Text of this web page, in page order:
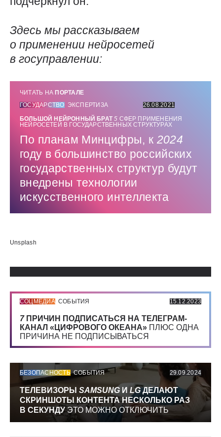
Здесь мы рассказываем
о применении нейросетей
в госуправлении:
ЧИТАТЬ НА ПОРТАЛЕ
ГОСУДАРСТВО ЭКСПЕРТИЗА
26.08.2021
БОЛЬШОЙ НЕЙРОННЫЙ БРАТ 5 СФЕР ПРИМЕНЕНИЯ
НЕЙРОСЕТЕЙ В ГОСУДАРСТВЕННЫХ СТРУКТУРАХ
По планам Минцифры, к 2024
году в большинство российских
государственных структур будут
внедрены технологии
искусственного интеллекта
Использованные источники:
Unsplash
СОЦМЕДИА СОБЫТИЯ 15.12.2023
7 ПРИЧИН ПОДПИСАТЬСЯ НА ТЕЛЕГРАМ-
КАНАЛ «ЦИФРОВОГО ОКЕАНА» ПЛЮС ОДНА
ПРИЧИНА НЕ ПОДПИСЫВАТЬСЯ
БЕЗОПАСНОСТЬ СОБЫТИЯ 29.09.2024
ТЕЛЕВИЗОРЫ SAMSUNG И LGДЕЛАЮТ
СКРИНШОТЫ КОНТЕНТА НЕСКОЛЬКО РАЗ
В СЕКУНДУЭТО МОЖНО ОТКЛЮЧИТЬ